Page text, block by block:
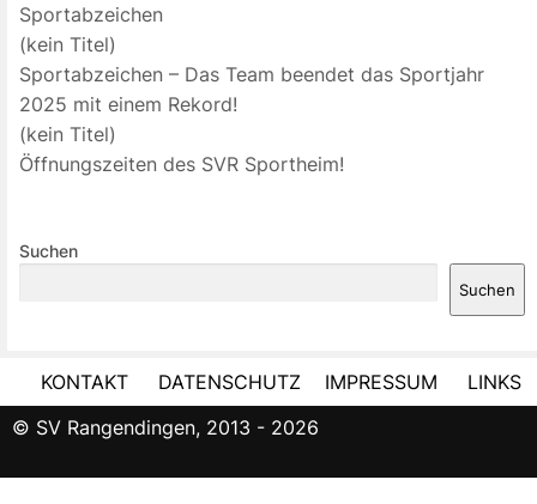
Sportabzeichen
(kein Titel)
Sportabzeichen – Das Team beendet das Sportjahr
2025 mit einem Rekord!
(kein Titel)
Öffnungszeiten des SVR Sportheim!
Suchen
Suchen
© SV Rangendingen, 2013 - 2026
KONTAKT DATENSCHUTZ IMPRESSUM LINKS